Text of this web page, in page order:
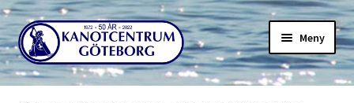
Hoppa
till
navigering
Hoppa
till
innehåll
Meny